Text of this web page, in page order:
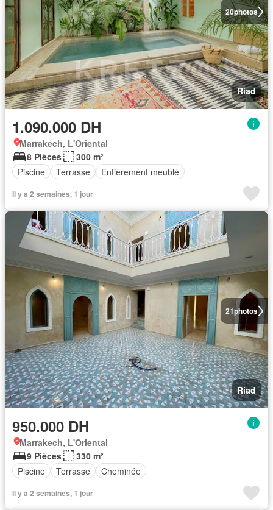
20photos
Riad
1.090.000 DH
Marrakech, L'Oriental
8 Pièces
300 m²
Piscine
Terrasse Entièrement meublé
Il y a 2 semaines, 1 jour
21photos
Riad
950.000 DH
Marrakech, L'Oriental
9 Pièces
330 m²
Piscine
Terrasse Cheminée
Il y a 2 semaines, 1 jour